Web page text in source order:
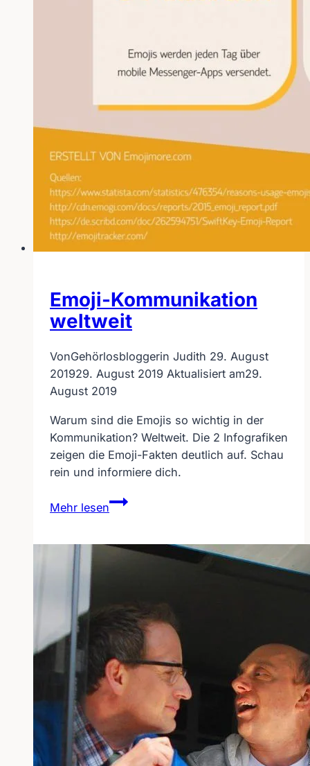
Emoji-Kommunikation
weltweit
VonGehörlosbloggerin Judith 29. August
201929. August 2019 Aktualisiert am29.
August 2019
Warum sind die Emojis so wichtig in der
Kommunikation? Weltweit. Die 2 Infografiken
zeigen die Emoji-Fakten deutlich auf. Schau
rein und informiere dich.
Mehr lesen
Emoji-
Kommunikation